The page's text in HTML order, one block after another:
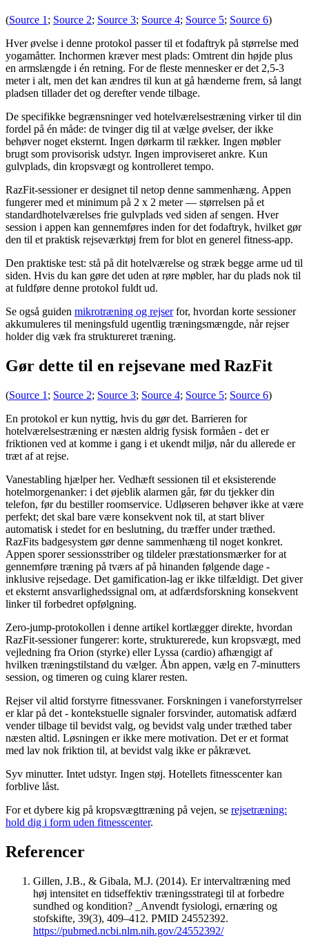
(Source 1 ; Source 2; Source 3; Source 4; Source 5; Source 6)
Hver øvelse i denne protokol passer til et fodaftryk på størrelse med
yogamåtter. Inchormen kræver mest plads: Omtrent din højde plus
en armslængde i én retning. For de fleste mennesker er det 2,5-3
meter i alt, men det kan ændres til kun at gå hænderne frem, så langt
pladsen tillader det og derefter vende tilbage.
De specifikke begrænsninger ved hotelværelsestræning virker til din
fordel på én måde: de tvinger dig til at vælge øvelser, der ikke
behøver noget eksternt. Ingen dørkarm til rækker. Ingen møbler
brugt som provisorisk udstyr. Ingen improviseret ankre. Kun
gulvplads, din kropsvægt og kontrolleret tempo.
RazFit-sessioner er designet til netop denne sammenhæng. Appen
fungerer med et minimum på 2 x 2 meter — størrelsen på et
standardhotelværelses frie gulvplads ved siden af ​​sengen. Hver
session i appen kan gennemføres inden for det fodaftryk, hvilket gør
den til et praktisk rejseværktøj frem for blot en generel fitness-app.
Den praktiske test: stå på dit hotelværelse og stræk begge arme ud til
siden. Hvis du kan gøre det uden at røre møbler, har du plads nok til
at fuldføre denne protokol fuldt ud.
Se også guiden mikrotræning og rejserfor, hvordan korte sessioner
akkumuleres til meningsfuld ugentlig træningsmængde, når rejser
holder dig væk fra struktureret træning.
Gør dette til en rejsevane med RazFit
(Source 1 ; Source 2; Source 3; Source 4; Source 5; Source 6)
En protokol er kun nyttig, hvis du gør det. Barrieren for
hotelværelsestræning er næsten aldrig fysisk formåen - det er
friktionen ved at komme i gang i et ukendt miljø, når du allerede er
træt af at rejse.
Vanestabling hjælper her. Vedhæft sessionen til et eksisterende
hotelmorgenanker: i det øjeblik alarmen går, før du tjekker din
telefon, før du bestiller roomservice. Udløseren behøver ikke at være
perfekt; det skal bare være konsekvent nok til, at start bliver
automatisk i stedet for en beslutning, du træffer under træthed.
RazFits badgesystem gør denne sammenhæng til noget konkret.
Appen sporer sessionsstriber og tildeler præstationsmærker for at
gennemføre træning på tværs af på hinanden følgende dage -
inklusive rejsedage. Det gamification-lag er ikke tilfældigt. Det giver
et eksternt ansvarlighedssignal om, at adfærdsforskning konsekvent
linker til forbedret opfølgning.
Zero-jump-protokollen i denne artikel kortlægger direkte, hvordan
RazFit-sessioner fungerer: korte, strukturerede, kun kropsvægt, med
vejledning fra Orion (styrke) eller Lyssa (cardio) afhængigt af
hvilken træningstilstand du vælger. Åbn appen, vælg en 7-minutters
session, og timeren og cuing klarer resten.
Rejser vil altid forstyrre fitnessvaner. Forskningen i vaneforstyrrelser
er klar på det - kontekstuelle signaler forsvinder, automatisk adfærd
vender tilbage til bevidst valg, og bevidst valg under træthed taber
næsten altid. Løsningen er ikke mere motivation. Det er et format
med lav nok friktion til, at bevidst valg ikke er påkrævet.
Syv minutter. Intet udstyr. Ingen støj. Hotellets fitnesscenter kan
forblive låst.
For et dybere kig på kropsvægttræning på vejen, se rejsetræning:
hold dig i form uden fitnesscenter.
Referencer
Gillen, J.B., & Gibala, M.J. (2014). Er intervaltræning med
høj intensitet en tidseffektiv træningsstrategi til at forbedre
sundhed og kondition? _Anvendt fysiologi, ernæring og
stofskifte, 39(3), 409–412. PMID 24552392.
https://pubmed.ncbi.nlm.nih.gov/24552392/